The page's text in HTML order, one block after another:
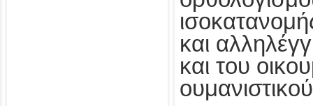
και
και του